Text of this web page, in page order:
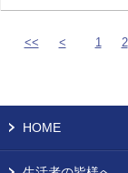
<< < 1 2
HOME